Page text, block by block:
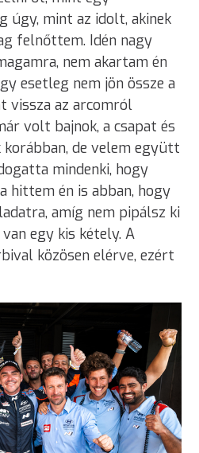
úgy, mint az idolt, akinek
felnőttem. Idén nagy
nem akartam én
esetleg nem jön össze a
vissza az arcomról
volt bajnok, a csapat és
de velem együtt
mindenki, hogy
hittem én is abban, hogy
amíg nem pipálsz ki
egy kis kétely. A
közösen elérve, ezért